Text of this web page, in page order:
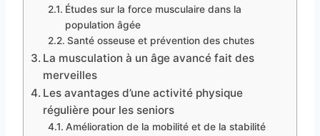
Études sur la force musculaire dans la
population âgée
Santé osseuse et prévention des chutes
La musculation à un âge avancé fait des
merveilles
Les avantages d’une activité physique
régulière pour les seniors
Amélioration de la mobilité et de la stabilité